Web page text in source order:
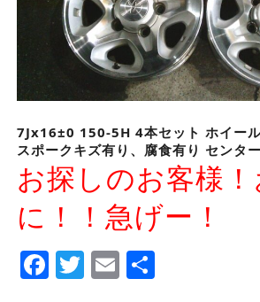
7Jx16±0 150-5H 4本セット ホイール
スポークキズ有り、腐食有り センタ
お探しのお客様
に！！急げー！
Facebook
Twitter
EmailShare